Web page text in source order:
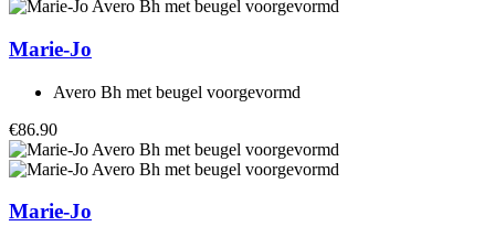
Marie-Jo
Avero Bh met beugel voorgevormd
€86.90
Marie-Jo